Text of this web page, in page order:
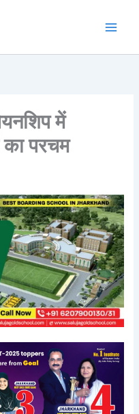
में
का परचम